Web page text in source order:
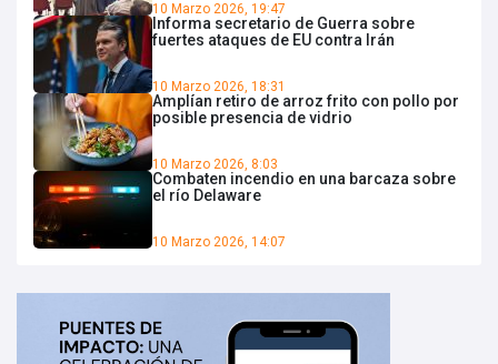
10 Marzo 2026, 19:47
Informa secretario de Guerra sobre
fuertes ataques de EU contra Irán
10 Marzo 2026, 18:31
Amplían retiro de arroz frito con pollo por
posible presencia de vidrio
10 Marzo 2026, 8:03
Combaten incendio en una barcaza sobre
el río Delaware
10 Marzo 2026, 14:07